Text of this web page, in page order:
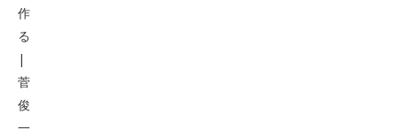
作
る
|
菅
俊
一